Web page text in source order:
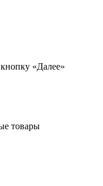
«Далее»
товары